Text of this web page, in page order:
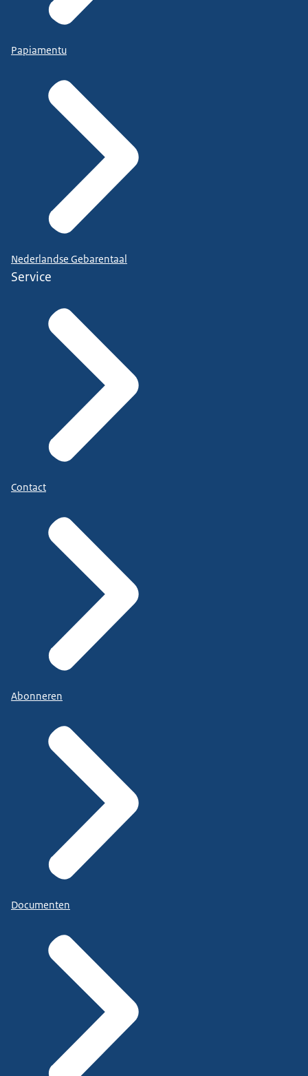
Papiamentu
Nederlandse Gebarentaal
Service
Contact
Abonneren
Documenten